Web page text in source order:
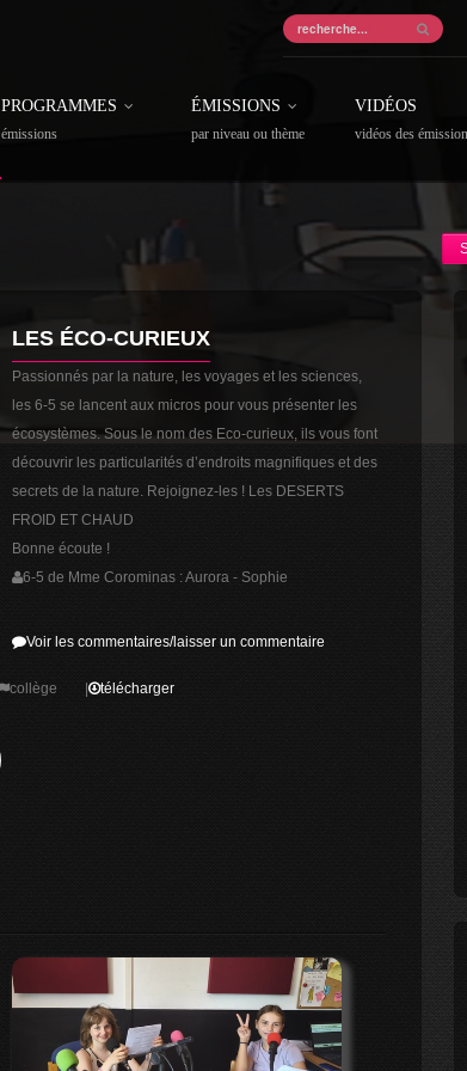
PROGRAMMES
émissions
ÉMISSIONS
par niveau ou thème
VIDÉOS
vidéos des
LES ÉCO-CURIEUX
Passionnés par la nature, les voyages et les sciences,
les 6-5 se lancent aux micros pour vous présenter les
écosystèmes. Sous le nom des Eco-curieux, ils vous font
découvrir les particularités d’endroits magnifiques et des
secrets de la nature. Rejoignez-les ! Les DESERTS
FROID ET CHAUD
Bonne écoute !
6-5 de Mme Corominas : Aurora - Sophie
Voir les commentaires/laisser un commentaire
collège | télécharger